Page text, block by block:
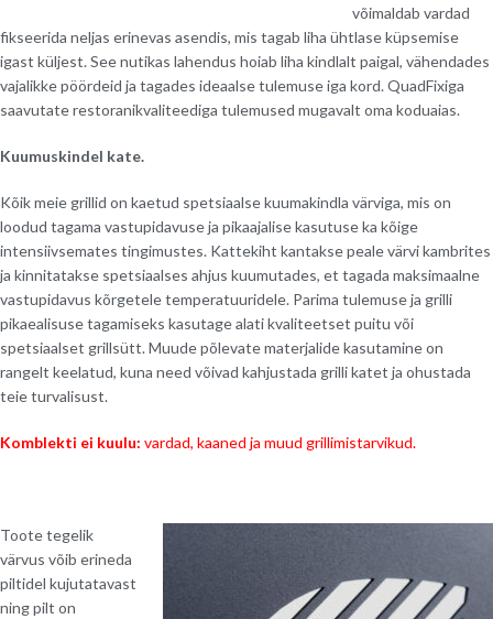
võimaldab vardad
fikseerida neljas erinevas asendis, mis tagab liha ühtlase küpsemise
igast küljest. See nutikas lahendus hoiab liha kindlalt paigal, vähendades
vajalikke pöördeid ja tagades ideaalse tulemuse iga kord. QuadFixiga
saavutate restoranikvaliteediga tulemused mugavalt oma koduaias.
Kuumuskindel kate.
Kõik meie grillid on kaetud spetsiaalse kuumakindla värviga, mis on
loodud tagama vastupidavuse ja pikaajalise kasutuse ka kõige
intensiivsemates tingimustes. Kattekiht kantakse peale värvi kambrites
ja kinnitatakse spetsiaalses ahjus kuumutades, et tagada maksimaalne
vastupidavus kõrgetele temperatuuridele. Parima tulemuse ja grilli
pikaealisuse tagamiseks kasutage alati kvaliteetset puitu või
spetsiaalset grillsütt. Muude põlevate materjalide kasutamine on
rangelt keelatud, kuna need võivad kahjustada grilli katet ja ohustada
teie turvalisust.
Komblekti ei kuulu: vardad, kaaned ja muud grillimistarvikud.
Toote tegelik
värvus võib erineda
piltidel kujutatavast
ning pilt on